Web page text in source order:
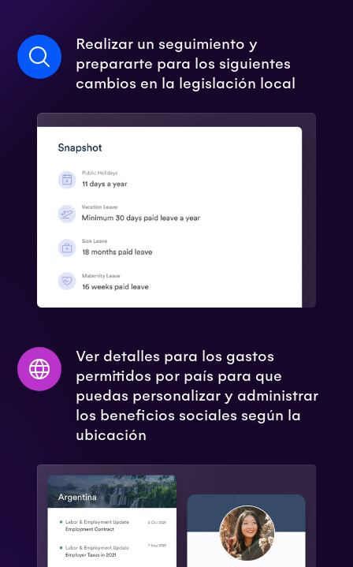
Realizar un seguimiento y
prepararte para los siguientes
cambios en la legislación local
Ver detalles para los gastos
permitidos por país para que
puedas personalizar y administrar
los beneficios sociales según la
ubicación